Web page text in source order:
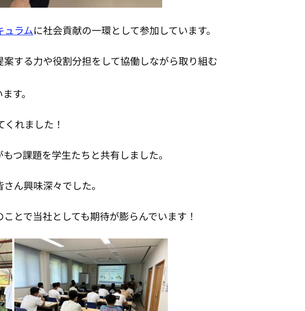
ュラムに社会貢献の一環として参加しています。
する力や役割分担をして協働しながら取り組む
す。
れました！
つ課題を学生たちと共有しました。
ん興味深々でした。
とで当社としても期待が膨らんでいます！